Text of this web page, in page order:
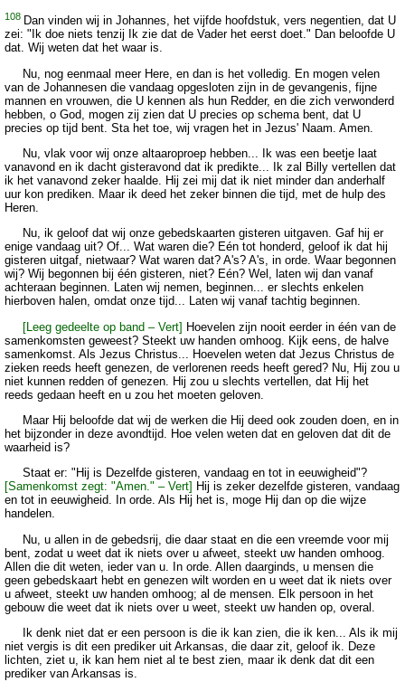
108 Dan vinden wij in Johannes, het vijfde hoofdstuk, vers negentien, dat U
zei: "Ik doe niets tenzij Ik zie dat de Vader het eerst doet." Dan beloofde U
dat. Wij weten dat het waar is.
Nu, nog eenmaal meer Here, en dan is het volledig. En mogen velen
van de Johannesen die vandaag opgesloten zijn in de gevangenis, fijne
mannen en vrouwen, die U kennen als hun Redder, en die zich verwonderd
hebben, o God, mogen zij zien dat U precies op schema bent, dat U
precies op tijd bent. Sta het toe, wij vragen het in Jezus' Naam. Amen.
Nu, vlak voor wij onze altaaroproep hebben... Ik was een beetje laat
vanavond en ik dacht gisteravond dat ik predikte... Ik zal Billy vertellen dat
ik het vanavond zeker haalde. Hij zei mij dat ik niet minder dan anderhalf
uur kon prediken. Maar ik deed het zeker binnen die tijd, met de hulp des
Heren.
Nu, ik geloof dat wij onze gebedskaarten gisteren uitgaven. Gaf hij er
enige vandaag uit? Of... Wat waren die? Eén tot honderd, geloof ik dat hij
gisteren uitgaf, nietwaar? Wat waren dat? A's? A's, in orde. Waar begonnen
wij? Wij begonnen bij één gisteren, niet? Eén? Wel, laten wij dan vanaf
achteraan beginnen. Laten wij nemen, beginnen... er slechts enkelen
hierboven halen, omdat onze tijd... Laten wij vanaf tachtig beginnen.
[Leeg gedeelte op band – Vert] Hoevelen zijn nooit eerder in één van de
samenkomsten geweest? Steekt uw handen omhoog. Kijk eens, de halve
samenkomst. Als Jezus Christus... Hoevelen weten dat Jezus Christus de
zieken reeds heeft genezen, de verlorenen reeds heeft gered? Nu, Hij zou u
niet kunnen redden of genezen. Hij zou u slechts vertellen, dat Hij het
reeds gedaan heeft en u zou het moeten geloven.
Maar Hij beloofde dat wij de werken die Hij deed ook zouden doen, en in
het bijzonder in deze avondtijd. Hoe velen weten dat en geloven dat dit de
waarheid is?
Staat er: "Hij is Dezelfde gisteren, vandaag en tot in eeuwigheid"?
[Samenkomst zegt: "Amen." – Vert] Hij is zeker dezelfde gisteren, vandaag
en tot in eeuwigheid. In orde. Als Hij het is, moge Hij dan op die wijze
handelen.
Nu, u allen in de gebedsrij, die daar staat en die een vreemde voor mij
bent, zodat u weet dat ik niets over u afweet, steekt uw handen omhoog.
Allen die dit weten, ieder van u. In orde. Allen daarginds, u mensen die
geen gebedskaart hebt en genezen wilt worden en u weet dat ik niets over
u afweet, steekt uw handen omhoog; al de mensen. Elk persoon in het
gebouw die weet dat ik niets over u weet, steekt uw handen op, overal.
Ik denk niet dat er een persoon is die ik kan zien, die ik ken... Als ik mij
niet vergis is dit een prediker uit Arkansas, die daar zit, geloof ik. Deze
lichten, ziet u, ik kan hem niet al te best zien, maar ik denk dat dit een
prediker van Arkansas is.